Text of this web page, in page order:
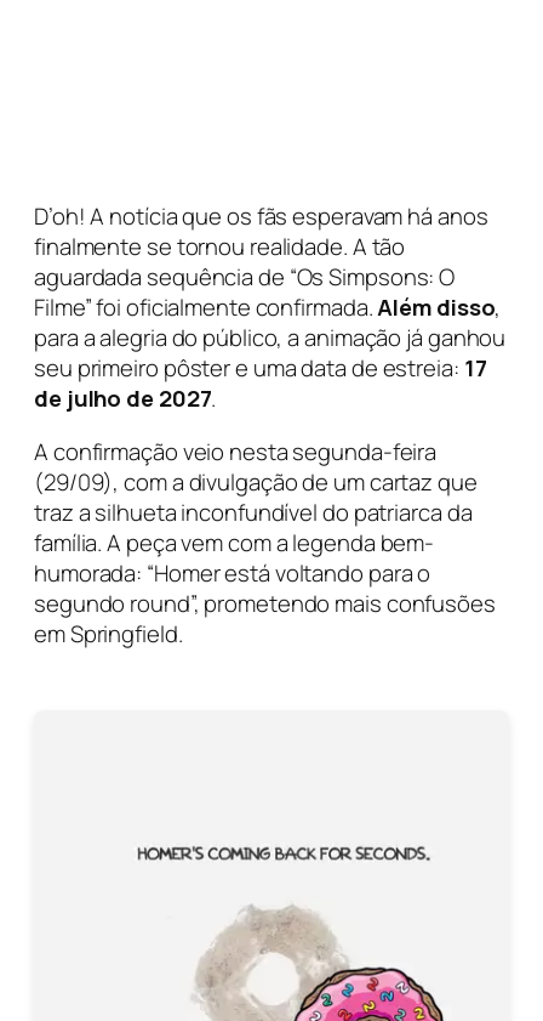
D’oh! A notícia que os fãs esperavam há anos
finalmente se tornou realidade. A tão
aguardada sequência de “Os Simpsons: O
Filme” foi oficialmente confirmada.Além disso,
para a alegria do público, a animação já ganhou
seu primeiro pôster e uma data de estreia: 17
de julho de 2027.
A confirmação veio nesta segunda-feira
(29/09), com a divulgação de um cartaz que
traz a silhueta inconfundível do patriarca da
família. A peça vem com a legenda bem-
humorada: “Homer está voltando para o
segundo round”, prometendo mais confusões
em Springfield.